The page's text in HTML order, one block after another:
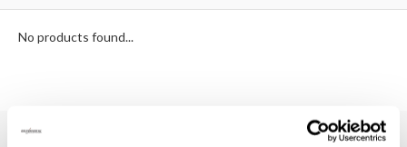
No products found...
180,000+ Customers | 5,000+ Reviews | Trusted Shops,
TrustPilot, Google